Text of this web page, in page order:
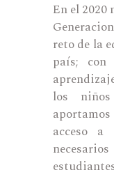
En el 2020
reto de la
país;
los
acceso a